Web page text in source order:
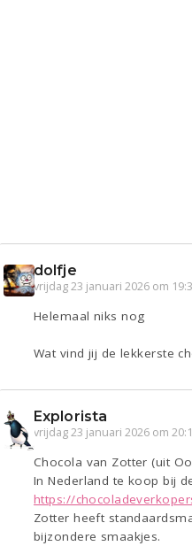
dolfje
vrijdag 23 januari 2026 om
Helemaal niks nog
Wat vind jij de lekkerste
Explorista
vrijdag 23 januari 2026 om
Chocola van Zotter (uit
In Nederland te koop bij
https://
Zotter heeft
bijzondere smaakjes.